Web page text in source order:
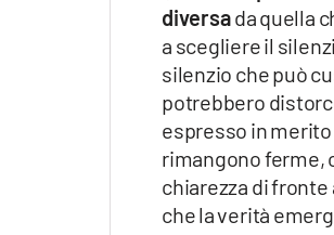
diversada quella
a scegliere il
silenzio che può
potrebbero
espresso in merito
rimangono ferme,
chiarezza di fronte
che la verità